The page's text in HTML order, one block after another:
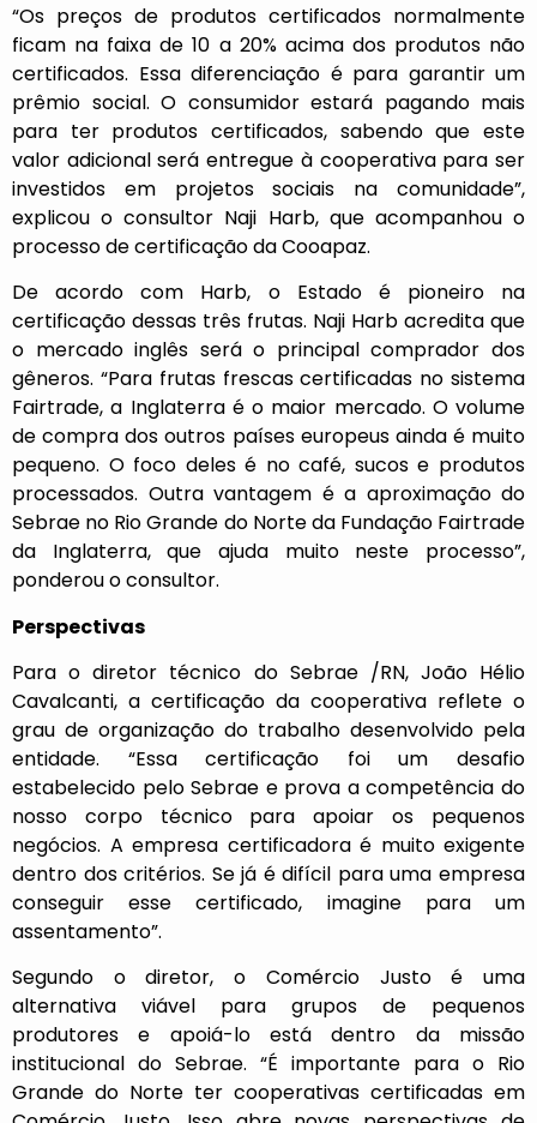
“Os preços de produtos certificados normalmente
ficam na faixa de 10 a 20% acima dos produtos não
certificados. Essa diferenciação é para garantir um
prêmio social. O consumidor estará pagando mais
para ter produtos certificados, sabendo que este
valor adicional será entregue à cooperativa para ser
investidos em projetos sociais na comunidade”,
explicou o consultor Naji Harb, que acompanhou o
processo de certificação da Cooapaz.
De acordo com Harb, o Estado é pioneiro na
certificação dessas três frutas. Naji Harb acredita que
o mercado inglês será o principal comprador dos
gêneros. “Para frutas frescas certificadas no sistema
Fairtrade, a Inglaterra é o maior mercado. O volume
de compra dos outros países europeus ainda é muito
pequeno. O foco deles é no café, sucos e produtos
processados. Outra vantagem é a aproximação do
Sebrae no Rio Grande do Norte da Fundação Fairtrade
da Inglaterra, que ajuda muito neste processo”,
ponderou o consultor.
Perspectivas
Para o diretor técnico do Sebrae /RN, João Hélio
Cavalcanti, a certificação da cooperativa reflete o
grau de organização do trabalho desenvolvido pela
entidade. “Essa certificação foi um desafio
estabelecido pelo Sebrae e prova a competência do
nosso corpo técnico para apoiar os pequenos
negócios. A empresa certificadora é muito exigente
dentro dos critérios. Se já é difícil para uma empresa
conseguir esse certificado, imagine para um
assentamento”.
Segundo o diretor, o Comércio Justo é uma
alternativa viável para grupos de pequenos
produtores e apoiá-lo está dentro da missão
institucional do Sebrae. “É importante para o Rio
Grande do Norte ter cooperativas certificadas em